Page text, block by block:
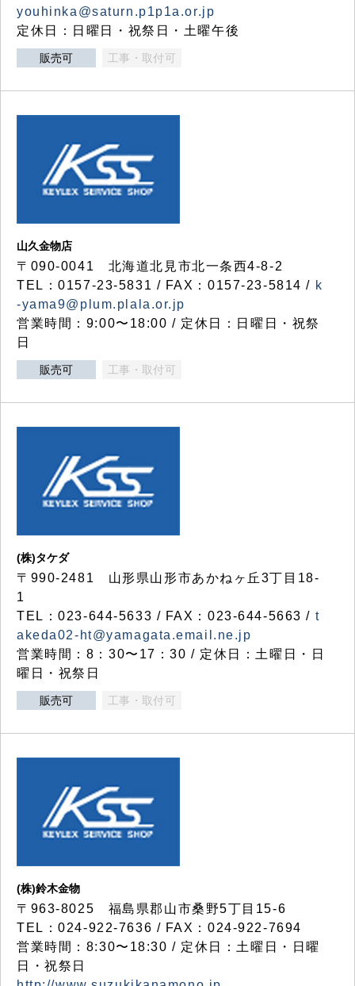
youhinka@saturn.p1p1a.or.jp
定休日：日曜日・祝祭日・土曜午後
販売可 工事・取付可
山久金物店
〒090-0041 北海道北見市北一条西4-8-2
TEL：0157-23-5831 / FAX：0157-23-5814 / k
-yama9@plum.plala.or.jp
営業時間：9:00〜18:00 / 定休日：日曜日・祝祭
日
販売可 工事・取付可
(株)タケダ
〒990-2481 山形県山形市あかねヶ丘3丁目18-
1
TEL：023-644-5633 / FAX：023-644-5663 / t
akeda02-ht@yamagata.email.ne.jp
営業時間：8：30〜17：30 / 定休日：土曜日・日
曜日・祝祭日
販売可 工事・取付可
(株)鈴木金物
〒963-8025 福島県郡山市桑野5丁目15-6
TEL：024-922-7636 / FAX：024-922-7694
営業時間：8:30〜18:30 / 定休日：土曜日・日曜
日・祝祭日